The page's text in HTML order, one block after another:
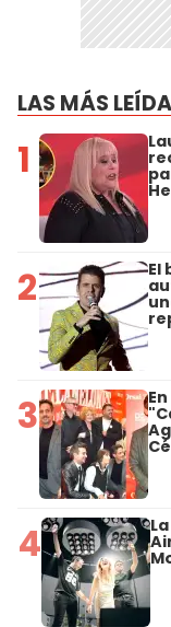
LAS MÁS
1
2 El
3
4